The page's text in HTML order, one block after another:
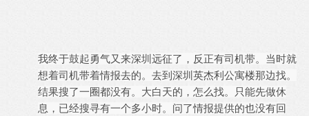
我终于鼓起勇气又来深圳远征了，反正有司机带。当时就
想着司机带着情报去的。去到深圳英杰利公寓楼那边找。
结果搜了一圈都没有。大白天的，怎么找。只能先做休
息，已经搜寻有一个多小时。问了情报提供的也没有回